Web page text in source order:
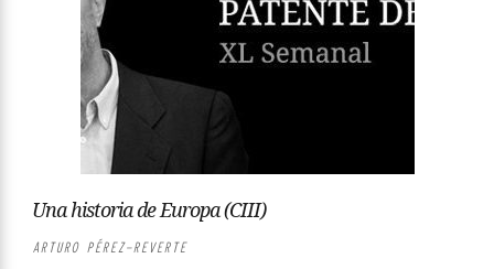
Una historia de Europa (CIII)
ARTURO PÉREZ-REVERTE